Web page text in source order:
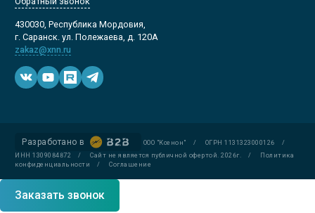
430030, Республика Мордовия,
г. Саранск. ул. Полежаева, д. 120А
zakaz@xnn.ru
Разработано в ООО "Ксенон" / ОГРН 1131323000126
/
ИНН 1309084872
/ Сайт не является публичной офертой. 2026г. /
Политика
конфиденциальности
/ Соглашение
Заказать звонок